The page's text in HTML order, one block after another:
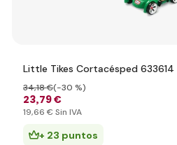
Little Tikes Cortacésped 633614
23,79 €
34,18 €(-30 %)
19,66 € Sin IVA
+ 23 puntos